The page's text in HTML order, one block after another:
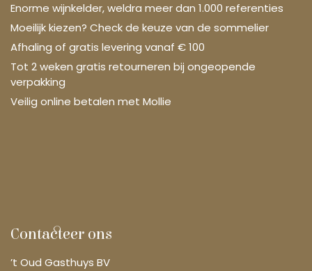
Enorme wijnkelder, weldra meer dan 1.000 referenties
Moeilijk kiezen? Check de keuze van de sommelier
Afhaling of gratis levering vanaf € 100
Tot 2 weken gratis retourneren bij ongeopende
verpakking
Veilig online betalen met Mollie
Contacteer ons
’t Oud Gasthuys BV